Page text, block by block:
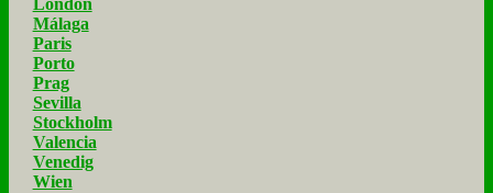
London
Málaga
Paris
Porto
Prag
Sevilla
Stockholm
Valencia
Venedig
Wien